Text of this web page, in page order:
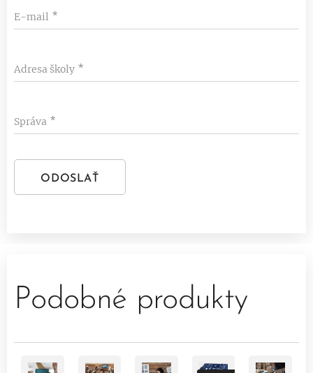
E-mail
Adresa školy
Správa
ODOSLAŤ
Podobné produkty